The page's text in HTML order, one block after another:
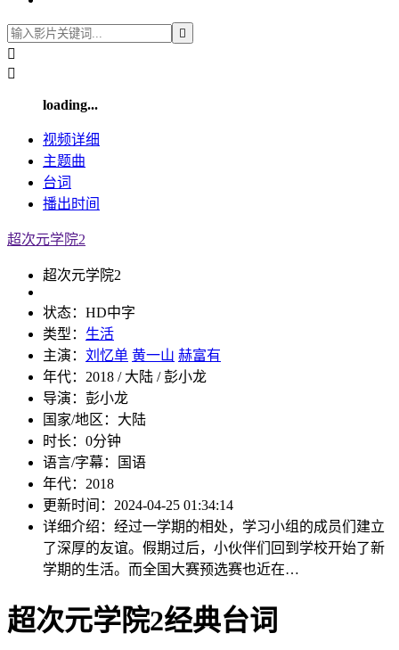



loading...
视频详细
主题曲
台词
播出时间
超次元学院2
超次元学院2
状态： HD中字
类型： 生活
主演： 刘忆单 黄一山 赫富有
年代： 2018 / 大陆 / 彭小龙
导演： 彭小龙
国家/地区： 大陆
时长： 0分钟
语言/字幕：
国语
年代： 2018
更新时间： 2024-04-25 01:34:14
详细介绍： 经过一学期的相处，学习小组的成员们建立
了深厚的友谊。假期过后，小伙伴们回到学校开始了新
学期的生活。而全国大赛预选赛也近在…
超次元学院2经典台词